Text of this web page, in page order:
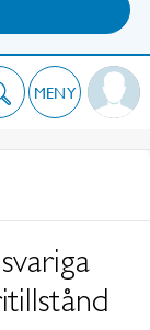
MENY